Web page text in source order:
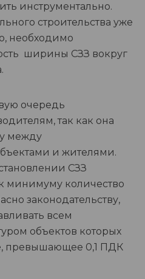
инструментально.
строительства уже
необходимо
ширины СЗЗ вокруг
очередь
так как она
между
и жителями.
СЗЗ
минимуму количество
законодательству,
всем
объектов которых
превышающее 0,1 ПДК